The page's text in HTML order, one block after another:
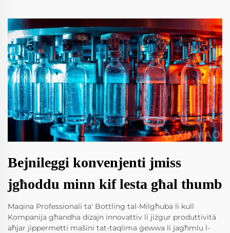
Bejnileggi konvenjenti jmiss
jgħoddu minn kif lesta għal thumb
Maqina Professionali ta' Bottling tal-Milgħuba li kull
Kompanija għandha dizajn innovattiv li jiżgur produttività
aħjar jippermetti mašini tat-taqlima ġewwa li jagħmlu l-